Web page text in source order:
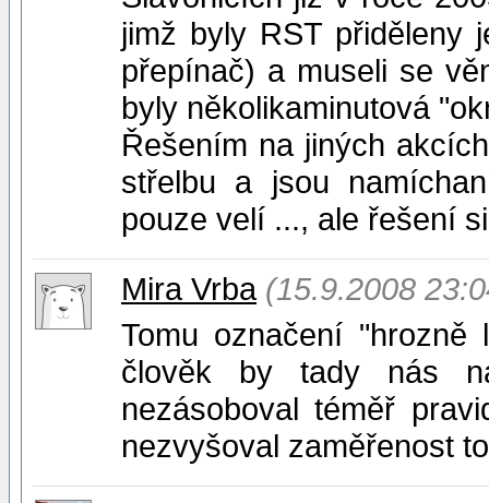
jimž byly RST přiděleny
přepínač) a museli se
byly několikaminutová
Řešením na jiných
střelbu a jsou
pouze velí ..., ale řešení
Mira Vrba (15.9.2008
Tomu označení
člověk by tady nás
nezásoboval téměř
nezvyšoval zaměřenost